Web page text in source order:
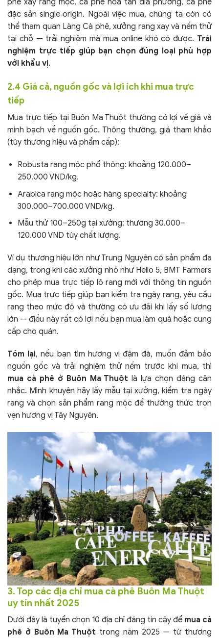
phê xay rang mộc, cà phê hòa tan địa phương, cà phê
đặc sản single‑origin. Ngoài việc mua, chúng ta còn có
thể tham quan Làng Cà phê, xưởng rang xay và nếm thử
tại chỗ — trải nghiệm mà mua online khó có được. Trải
nghiệm trực tiếp giúp bạn chọn đúng loại phù hợp
với khẩu vị.
2.4 Giá cả, nguồn gốc và lợi ích khi mua trực
tiếp
Mua trực tiếp tại Buôn Ma Thuột thường có lợi về giá và
minh bạch về nguồn gốc. Thông thường, giá tham khảo
(tùy thương hiệu và phẩm cấp):
Robusta rang mộc phổ thông: khoảng 120.000–
250.000 VND/kg.
Arabica rang mộc hoặc hàng specialty: khoảng
300.000–700.000 VND/kg.
Mẫu thử 100–250g tại xưởng: thường 30.000–
120.000 VND tùy chất lượng.
Ví dụ thương hiệu lớn như Trung Nguyên có sản phẩm đa
dạng, trong khi các xưởng nhỏ như Hello 5, BMT Farmers
cho phép mua trực tiếp lô rang mới với thông tin nguồn
gốc. Mua trực tiếp giúp bạn kiểm tra ngày rang, yêu cầu
rang theo mức độ và thường có ưu đãi khi lấy số lượng
lớn — điều này rất có lợi nếu bạn mua làm quà hoặc cung
cấp cho quán.
Tóm lại, nếu bạn tìm hương vị đậm đà, muốn đảm bảo
nguồn gốc và trải nghiệm thử nếm trước khi mua, thì
mua cà phê ở Buôn Ma Thuột là lựa chọn đáng cân
nhắc. Mình khuyên hãy lấy mẫu tại xưởng, kiểm tra ngày
rang và chọn sản phẩm rang mộc để thưởng thức trọn
vẹn hương vị Tây Nguyên.
3. Top các địa chỉ mua cà phê Buôn Ma Thuột
uy tín nhất 2025
Dưới đây là tuyển chọn 10 địa chỉ đáng tin cậy để mua cà
phê ở Buôn Ma Thuột trong năm 2025 — từ thương